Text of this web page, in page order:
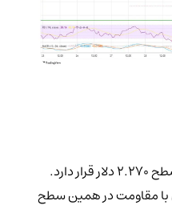
نخستین مقاومت اصلی در نزدیکی سطح ۲.۲۷۰ دلار قرار دارد.
مقاومت در همین سطح